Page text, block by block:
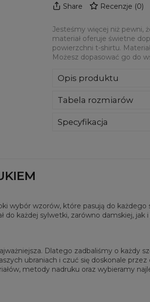
Share Recenzje (0)
Jesteśmy więcej niż pewni,
materiał oferuje świetne
powierzchni t-shirtu.
Możesz dopasować go do
Opis produktu
materiał oferuje świetne
dotyku! Możesz
Tabela rozmiarów
Mierzone na płasko
Specyfikacja
wybór wzorów, które pasują do każdego
do każdej sylwetki, zarówno damskiej, jak i
Dlatego zadbaliśmy o każdy
ubraniach i czuć się doskonale przez
metody nadruku oraz wybieramy